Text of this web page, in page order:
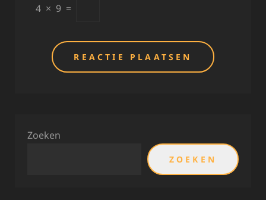
4 × 9 =
Zoeken
ZOEKEN